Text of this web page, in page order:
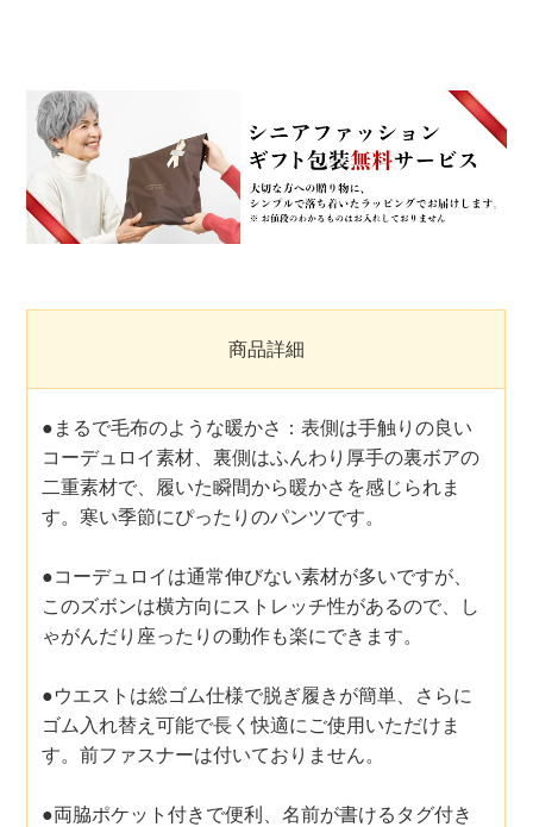
商品詳細
●まるで毛布のような暖かさ：表側は手触りの良い
コーデュロイ素材、裏側はふんわり厚手の裏ボアの
二重素材で、履いた瞬間から暖かさを感じられま
す。寒い季節にぴったりのパンツです。
●コーデュロイは通常伸びない素材が多いですが、
このズボンは横方向にストレッチ性があるので、し
ゃがんだり座ったりの動作も楽にできます。
●ウエストは総ゴム仕様で脱ぎ履きが簡単、さらに
ゴム入れ替え可能で長く快適にご使用いただけま
す。前ファスナーは付いておりません。
●両脇ポケット付きで便利、名前が書けるタグ付き